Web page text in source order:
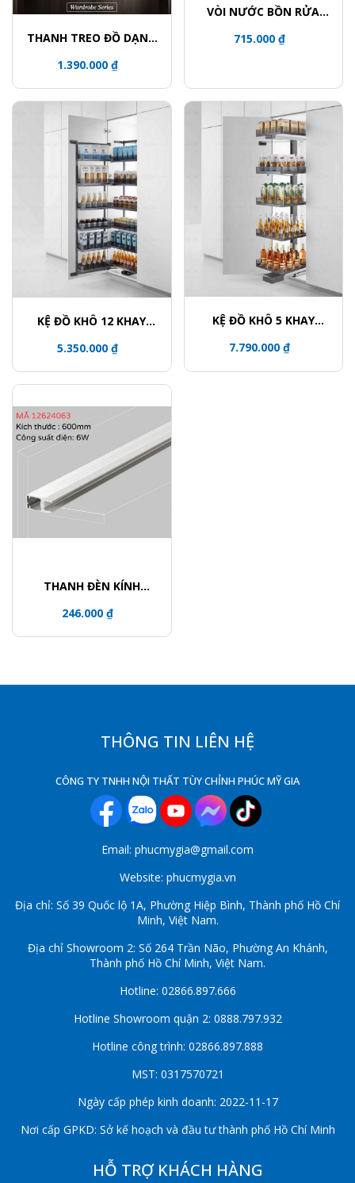
THANH TREO ĐỒ DẠNG
1.390.000 ₫
VÒI NƯỚC BỒN RỬA
715.000 ₫
KỆ ĐỒ KHÔ 12 KHAY
600
5.350.000 ₫
KỆ ĐỒ KHÔ 5 KHAY
7.790.000 ₫
THANH ĐÈN KÍNH
6W
246.000 ₫
THÔNG TIN LIÊN HỆ
CÔNG TY TNHH NỘI THẤT TÙY CHỈNH PHÚC MỸ GIA
Email: phucmygia@gmail.com
Website: phucmygia.vn
Địa chỉ: Số 39 Quốc lộ 1A, Phường Hiệp Bình, Thành phố Hồ Chí
Minh, Việt Nam.
Địa chỉ Showroom 2: Số 264 Trần Não, Phường An Khánh,
Thành phố Hồ Chí Minh, Việt Nam.
Hotline: 02866.897.666
Hotline Showroom quận 2: 0888.797.932
Hotline công trình: 02866.897.888
MST: 0317570721
Ngày cấp phép kinh doanh: 2022-11-17
Nơi cấp GPKD: Sở kế hoạch và đầu tư thành phố Hồ Chí Minh
HỖ TRỢ KHÁCH HÀNG